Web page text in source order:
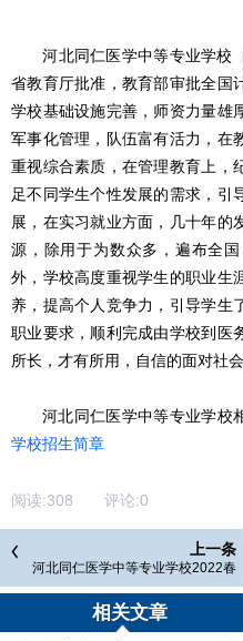
河北同仁医学中等专业学校
省教育厅批准，教育部审批全国
学校基础设施完善，师资力量雄
军事化管理，队伍富有活力，在
重视综合素质，在管理教育上，
足不同学生个性发展的需求，引
展，在实习就业方面，几十年的
源，除用于为数众多，遍布全
外，学校高度重视学生的职业生
养，提高个人竞争力，引导学生
职业要求，顺利完成由学校到医
所长，才有所用，自信的面对社会
河北同仁医学中等专业学校
学校招生简章
阅读:308 评论:0
上一条
河北同仁医学中等专业学校2022春
相关文章